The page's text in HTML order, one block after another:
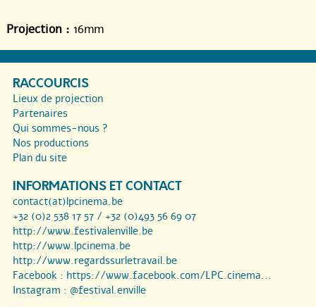
Projection : 16mm
RACCOURCIS
Lieux de projection
Partenaires
Qui sommes-nous ?
Nos productions
Plan du site
INFORMATIONS ET CONTACT
contact(at)lpcinema.be
+32 (0)2 538 17 57 / +32 (0)493 56 69 07
http://www.festivalenville.be
http://www.lpcinema.be
http://www.regardssurletravail.be
Facebook : https://www.facebook.com/LPC.cinema...
Instagram : @festival.enville